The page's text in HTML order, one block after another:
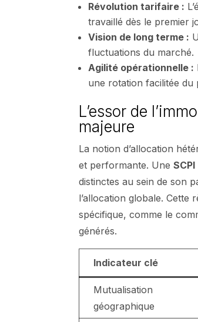
Révolution tarifaire :
travaillé dès le premier
Vision de long terme :
fluctuations du marché.
Agilité opérationnelle :
une rotation facilitée du
L’essor de
majeure
La notion d’allocation
et performante. UneSCPI
distinctes au sein de son
l’allocation globale.
spécifique, comme le
générés.
Indicateur clé
Mutualisation
géographique